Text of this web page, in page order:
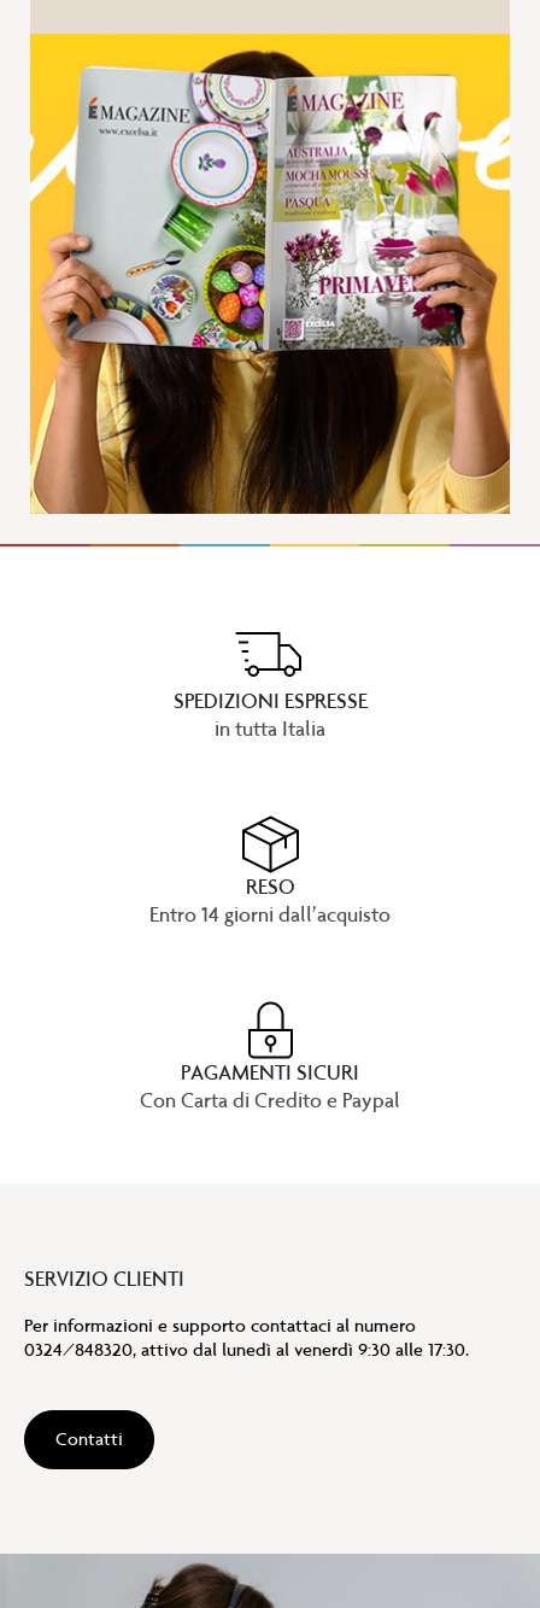
SPEDIZIONI ESPRESSE
in tutta Italia
RESO
Entro 14 giorni dall’acquisto
PAGAMENTI SICURI
Con Carta di Credito e Paypal
SERVIZIO CLIENTI
Per informazioni e supporto contattaci al numero
0324/848320, attivo dal lunedì al venerdì 9:30 alle 17:30.
Contatti